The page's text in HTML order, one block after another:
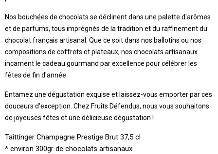
Nos bouchées de chocolats se déclinent dans une palette d'arômes
et de parfums, tous imprégnés de la tradition et du raffinement du
chocolat français artisanal. Que ce soit dans nos ballotins ou nos
compositions de coffrets et plateaux, nos chocolats artisanaux
incarnent le cadeau gourmand par excellence pour célébrer les
fêtes de fin d'année.
Entamez une dégustation exquise et laissez-vous emporter par ces
douceurs d'exception. Chez Fruits Défendus, nous vous souhaitons
de joyeuses fêtes et une délicieuse dégustation !
Taittinger Champagne Prestige Brut 37,5 cl
* environ 300gr de chocolats artisanaux